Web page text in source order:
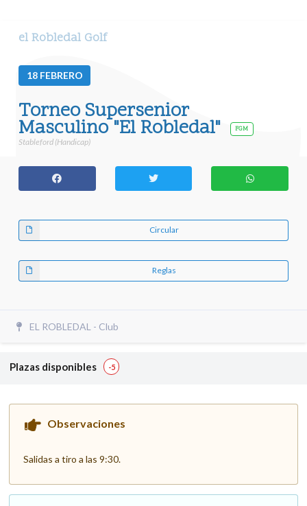
el Robledal Golf
18 FEBRERO
Torneo Supersenior
Masculino "El Robledal" FGM
Stableford (Handicap)
Circular
Reglas
EL ROBLEDAL - Club
Plazas disponibles -5
Observaciones
Salidas a tiro a las 9:30.